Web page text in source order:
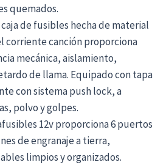
quemados.
de fusibles hecha de material
corriente canción proporciona
mecánica, aislamiento,
de llama. Equipado con tapa
con sistema push lock, a
polvo y golpes.
12v proporciona 6 puertos
de engranaje a tierra,
limpios y organizados.